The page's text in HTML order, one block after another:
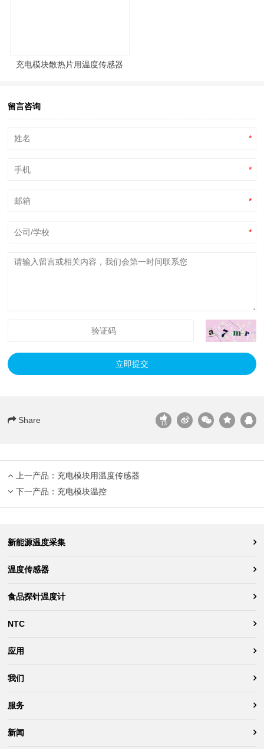
充电模块散热片用温度传感器
留言咨询
*
*
*
*
立即提交
Share 13
上一产品： 充电模块用温度传感器
下一产品： 充电模块温控
新能源温度采集
温度传感器
食品探针温度计
NTC
应用
我们
服务
新闻